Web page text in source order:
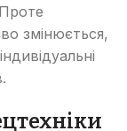
змінюється,